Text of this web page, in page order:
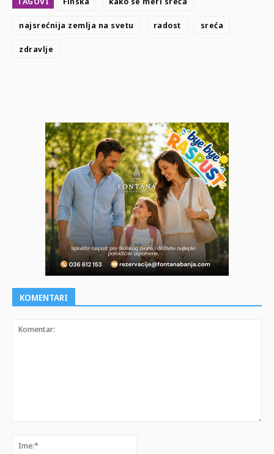
najsrećnija zemlja na svetu radost sreća
zdravlje
KOMENTARI